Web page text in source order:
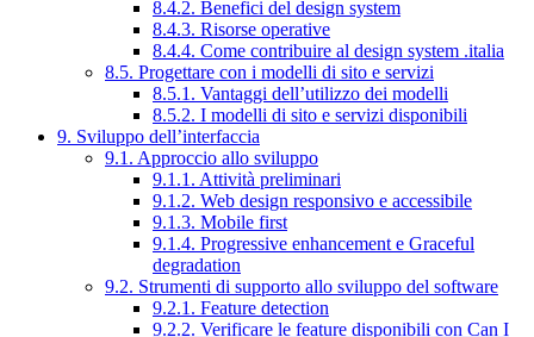
8.4.2. Benefici del design system
8.4.3. Risorse operative
8.4.4. Come contribuire al design system .italia
8.5. Progettare con i modelli di sito e servizi
8.5.1. Vantaggi dell’utilizzo dei modelli
8.5.2. I modelli di sito e servizi disponibili
9. Sviluppo dell’interfaccia
9.1. Approccio allo sviluppo
9.1.1. Attività preliminari
9.1.2. Web design responsivo e accessibile
9.1.3. Mobile first
9.1.4. Progressive enhancement e Graceful
degradation
9.2. Strumenti di supporto allo sviluppo del software
9.2.1. Feature detection
9.2.2. Verificare le feature disponibili con Can I